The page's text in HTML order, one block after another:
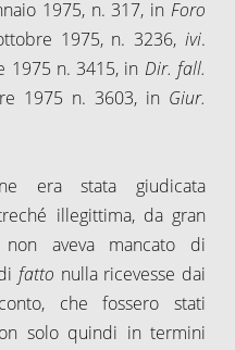
1975, n. 317, in Foro
1975, n. 3236, ivi.
1975 n. 3415, in Dir. fall.
1975 n. 3603, in Giur.
era stata giudicata
illegittima, da gran
aveva mancato di
fatto nulla ricevesse dai
che fossero stati
solo quindi in termini